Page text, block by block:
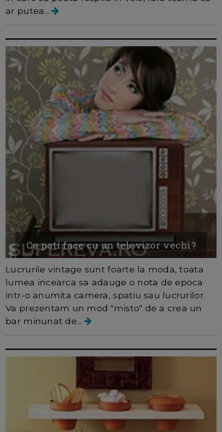
ar putea...
Ce poti face cu un televizor vechi?
Lucrurile vintage sunt foarte la moda, toata
lumea incearca sa adauge o nota de epoca
intr-o anumita camera, spatiu sau lucrurilor.
Va prezentam un mod "misto" de a crea un
bar minunat de...